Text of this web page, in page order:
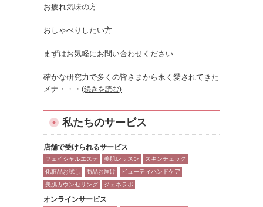
お疲れ気味の方
おしゃべりしたい方
まずはお気軽にお問い合わせください
確かな研究力で多くの皆さまから永く愛されてきた
メナ ・・・ (続きを読む)
私たちのサービス
店舗で受けられるサービス
フェイシャルエステ 美肌レッスン
スキンチェック
化粧品お試し
商品お届け
ビューティハンドケア
美肌カウンセリング
ジェネラボ
オンラインサービス